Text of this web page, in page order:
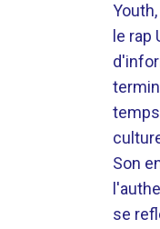
le rap
Son
se